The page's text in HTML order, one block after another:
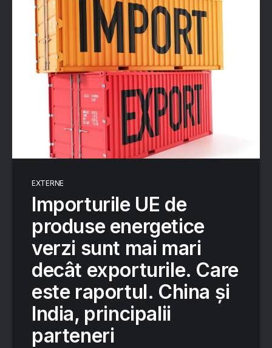
EXTERNE
Importurile UE de
produse energetice
verzi sunt mai mari
decât exporturile. Care
este raportul. China și
India, principalii
parteneri